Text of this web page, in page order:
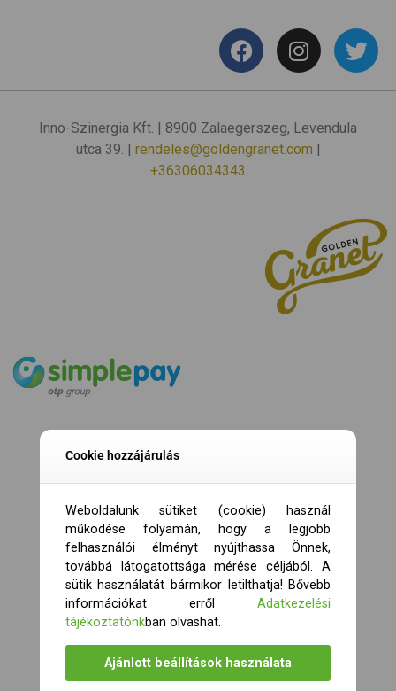
Inno-Szinergia Kft. | 8900 Zalaegerszeg, Levendula
utca 39. | rendeles@goldengranet.com
+36306034343
Cookie hozzájárulás
Weboldalunk sütiket (cookie) használ
működése folyamán, hogy a legjobb
felhasználói élményt nyújthassa Önnek,
továbbá látogatottsága mérése céljából. A
sütik használatát bármikor letilthatja! Bővebb
információkat errőlAdatkezelési
tájékoztatónkban olvashat.
Ajánlott beállítások használata